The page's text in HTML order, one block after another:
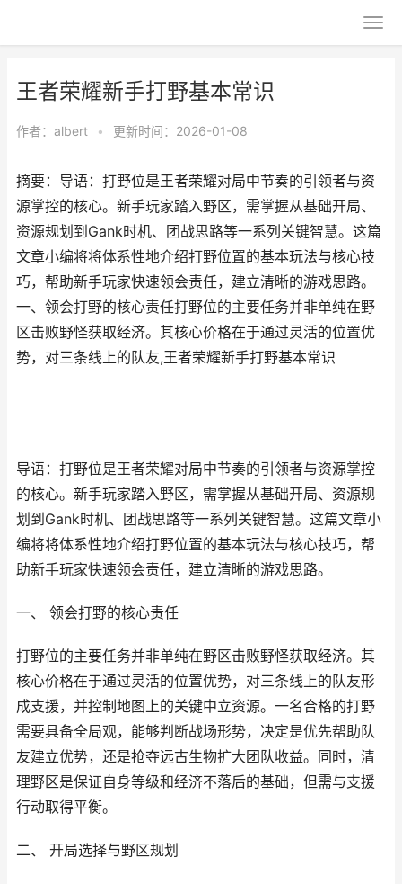
王者荣耀新手打野基本常识
作者： albert • 更新时间：2026-01-08
摘要：导语：打野位是王者荣耀对局中节奏的引领者与资
源掌控的核心。新手玩家踏入野区，需掌握从基础开局、
资源规划到Gank时机、团战思路等一系列关键智慧。这篇
文章小编将将体系性地介绍打野位置的基本玩法与核心技
巧，帮助新手玩家快速领会责任，建立清晰的游戏思路。
一、领会打野的核心责任打野位的主要任务并非单纯在野
区击败野怪获取经济。其核心价格在于通过灵活的位置优
势，对三条线上的队友,王者荣耀新手打野基本常识
导语：打野位是王者荣耀对局中节奏的引领者与资源掌控
的核心。新手玩家踏入野区，需掌握从基础开局、资源规
划到Gank时机、团战思路等一系列关键智慧。这篇文章小
编将将体系性地介绍打野位置的基本玩法与核心技巧，帮
助新手玩家快速领会责任，建立清晰的游戏思路。
一、 领会打野的核心责任
打野位的主要任务并非单纯在野区击败野怪获取经济。其
核心价格在于通过灵活的位置优势，对三条线上的队友形
成支援，并控制地图上的关键中立资源。一名合格的打野
需要具备全局观，能够判断战场形势，决定是优先帮助队
友建立优势，还是抢夺远古生物扩大团队收益。同时，清
理野区是保证自身等级和经济不落后的基础，但需与支援
行动取得平衡。
二、 开局选择与野区规划